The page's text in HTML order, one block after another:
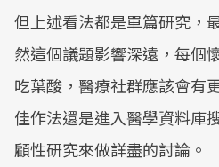
但上述看法都是單篇研究，
然這個議題影響深遠，每個
吃葉酸，醫療社群應該會有
佳作法還是進入醫學資料庫
顧性研究來做詳盡的討論。